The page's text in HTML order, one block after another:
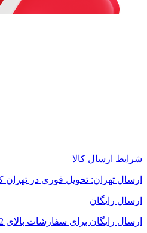
شرایط ارسال کالا
ارسال تهران: تحویل فوری در
ارسال رایگان
ارسال رایگان برای سفارشات بالای 2 میلیون تومان